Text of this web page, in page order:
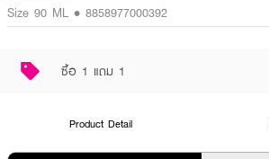
Size 90 ML • 8858977000392
ซื้อ 1 แถม 1
Product Detail